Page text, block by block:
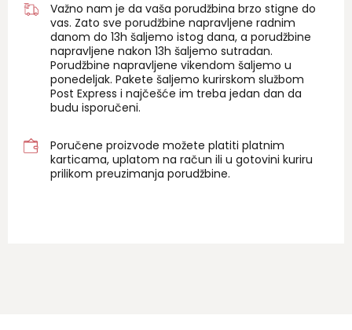
Važno nam je da vaša porudžbina brzo stigne do
vas. Zato sve porudžbine napravljene radnim
danom do 13h šaljemo istog dana, a porudžbine
napravljene nakon 13h šaljemo sutradan.
Porudžbine napravljene vikendom šaljemo u
ponedeljak. Pakete šaljemo kurirskom službom
Post Express i najčešće im treba jedan dan da
budu isporučeni.
Poručene proizvode možete platiti platnim
karticama, uplatom na račun ili u gotovini kuriru
prilikom preuzimanja porudžbine.